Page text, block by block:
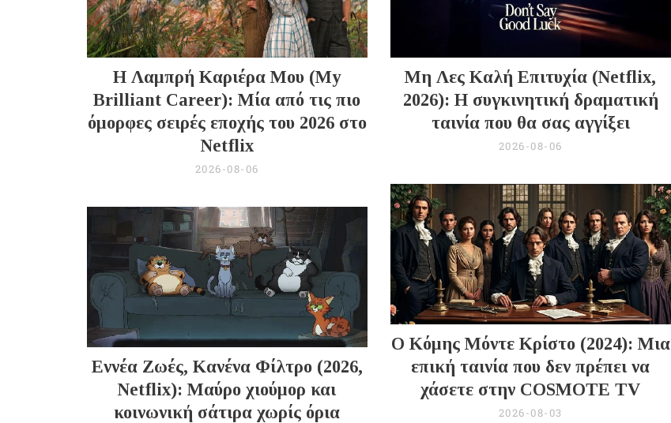
Η Λαμπρή Καριέρα Μου (My
Brilliant Career): Μία από τις πιο
όμορφες σειρές εποχής του 2026 στο
Netflix
2026-08-06
Μη Λες Καλή Επιτυχία (Netflix,
2026): Η συγκινητική δραματική
ταινία που θα σας αγγίξει
2026-08-06
Εννέα Ζωές, Κανένα Φίλτρο (2026,
Netflix): Μαύρο χιούμορ και
κοινωνική σάτιρα χωρίς όρια
Ο Κόμης Μόντε Κρίστο (2024): Μια
επική ταινία που δεν πρέπει να
χάσετε στην COSMOTE TV
2026-08-03